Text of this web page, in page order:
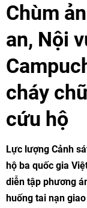
Chùm
an, Nội
cháy
cứu hộ
Lực lượng Cảnh
hộ ba quốc gia
diễn tập phương
huống tai nạn